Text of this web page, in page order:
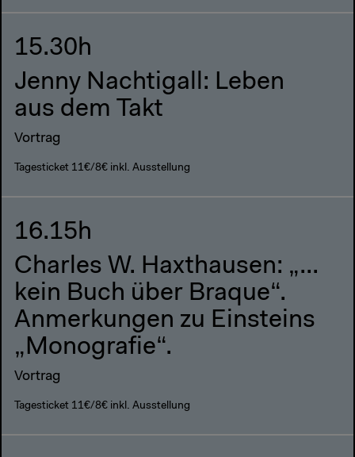
15.30h
Jenny Nachtigall: Leben
aus dem Takt
Vortrag
Tagesticket 11€/8€ inkl. Ausstellung
16.15h
Charles W. Haxthausen: „...
kein Buch über Braque“.
Anmerkungen zu Einsteins
„Monografie“.
Vortrag
Tagesticket 11€/8€ inkl. Ausstellung